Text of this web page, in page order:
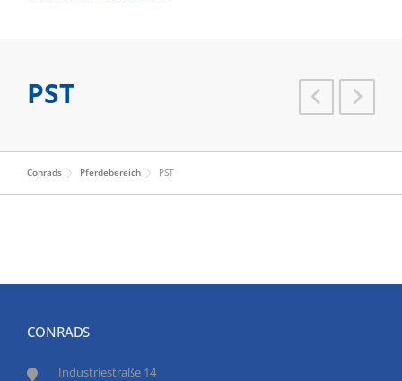
PST
Conrads Pferdebereich PST
CONRADS
Industriestraße 14